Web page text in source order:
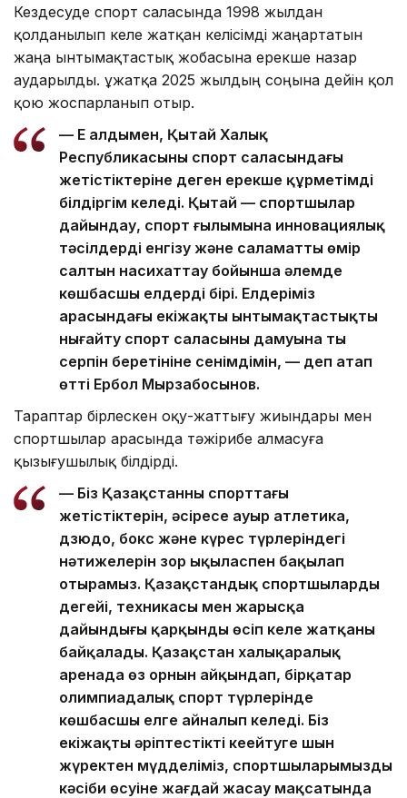
Кездесуде спорт саласында 1998 жылдан
қолданылып келе жатқан келісімді жаңартатын
жаңа ынтымақтастық жобасына ерекше назар
аударылды. Құжатқа 2025 жылдың соңына дейін қол
қою жоспарланып отыр.
— Ең алдымен, Қытай Халық
Республикасының спорт саласындағы
жетістіктеріне деген ерекше құрметімді
білдіргім келеді. Қытай — спортшылар
дайындау, спорт ғылымына инновациялық
тәсілдерді енгізу және саламатты өмір
салтын насихаттау бойынша әлемде
көшбасшы елдердің бірі. Елдеріміз
арасындағы екіжақты ынтымақтастықты
нығайту спорт саласының дамуына тың
серпін беретініне сенімдімін, — деп атап
өтті Ербол Мырзабосынов.
Тараптар бірлескен оқу-жаттығу жиындары мен
спортшылар арасында тәжірибе алмасуға
қызығушылық білдірді.
— Біз Қазақстанның спорттағы
жетістіктерін, әсіресе ауыр атлетика,
дзюдо, бокс және күрес түрлеріндегі
нәтижелерін зор ықыласпен бақылап
отырамыз. Қазақстандық спортшылардың
деңгейі, техникасы мен жарысқа
дайындығы қарқынды өсіп келе жатқаны
байқалады. Қазақстан халықаралық
аренада өз орнын айқындап, бірқатар
олимпиадалық спорт түрлерінде
көшбасшы елге айналып келеді. Біз
екіжақты әріптестікті кеңейтуге шын
жүректен мүдделіміз, спортшыларымыздың
кәсіби өсуіне жағдай жасау мақсатында